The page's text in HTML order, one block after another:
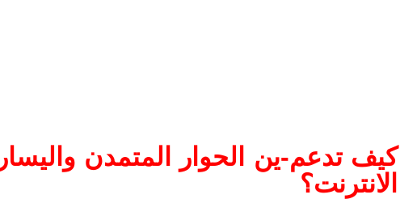
كيف تدعم-ين الحوار المتمدن
الانترنت؟